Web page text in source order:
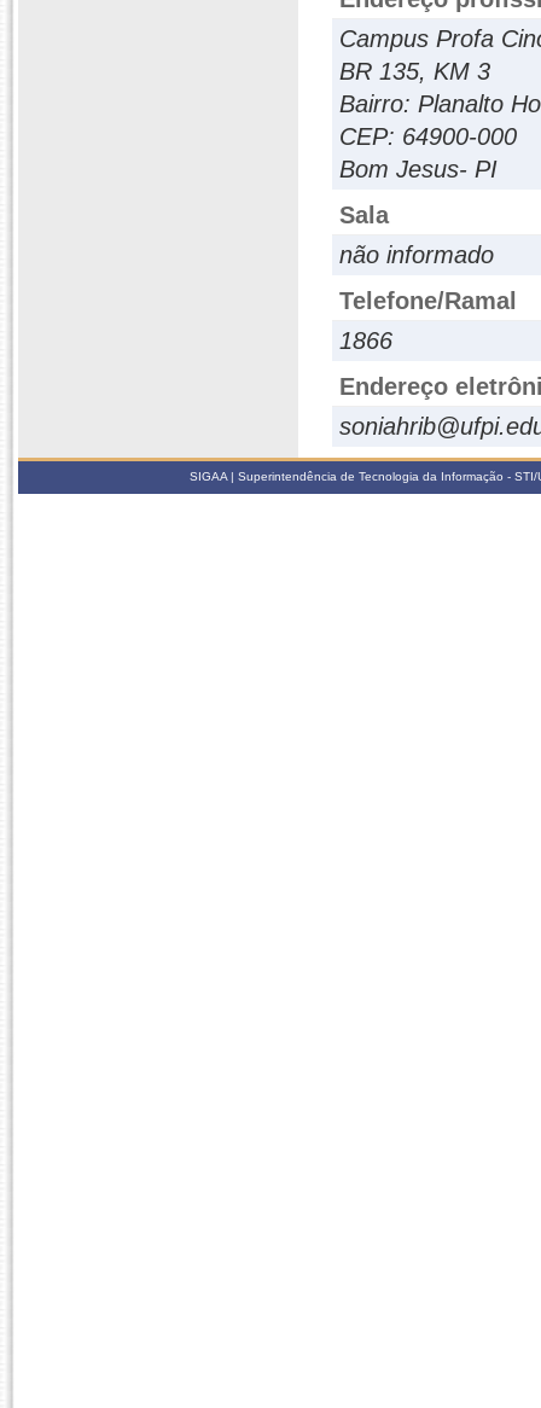
Campus Profa
BR 135, KM 3
Bairro: Planalto
CEP: 64900-000
Bom Jesus- PI
Sala
não informado
Telefone/Ramal
1866
Endereço
SIGAA | Superintendência de Tecnologia da Informação -